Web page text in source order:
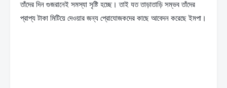
তাঁদের দিন গুজরানেই সমস্যা সৃষ্টি হচ্ছে। তাই যত তাড়াতাড়ি সম্ভব তাঁদের
প্রাপ্য টাকা মিটিয়ে দেওয়ার জন্য প্রোযোজকদের কাছে আবেদন করেছে ইমপা।